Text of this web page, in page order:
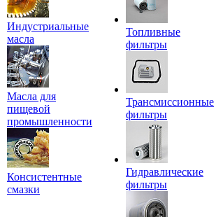
Индустриальные
масла
Масла для
пищевой
промышленности
Консистентные
смазки
Топливные
фильтры
Трансмиссионные
фильтры
Гидравлические
фильтры